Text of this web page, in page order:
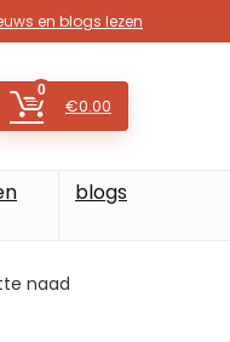
en blogs lezen
0
€0.00
blogs
naad